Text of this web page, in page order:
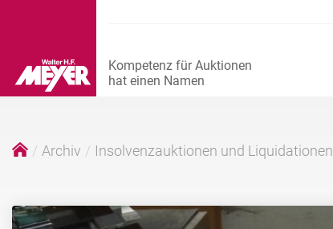
Archiv Insolvenzauktionen und Liquidationen